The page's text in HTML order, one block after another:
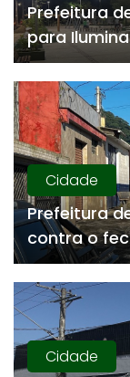
Prefeitura
para
Cidade
Prefeitura
contra o
Cidade